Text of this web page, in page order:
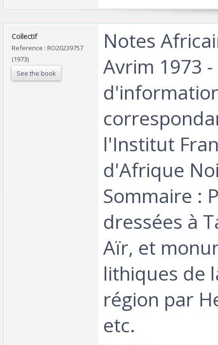
‎Collectif‎
Reference : RO20239757
(1973)
See the book
‎Notes
Avrim 1973
l'Institut
d'Afrique
Sommaire :
dressées à
Aïr, et
lithiques de
région par
etc.‎